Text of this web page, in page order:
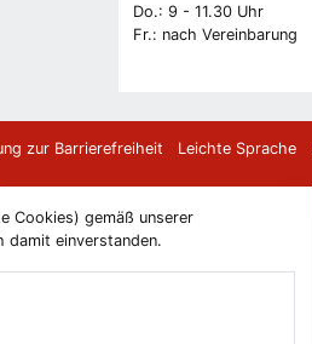
Cookies) gemäß unserer
damit einverstanden.
Do.: 9 - 11.30 Uhr
Fr.: nach Vereinbarung
zur Barrierefreiheit Leichte Sprache